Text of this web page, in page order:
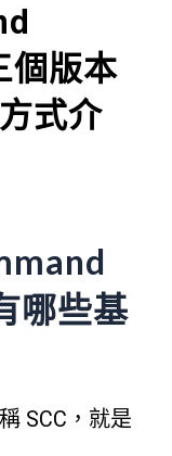
個版本
式介
哪些基
SCC，就是